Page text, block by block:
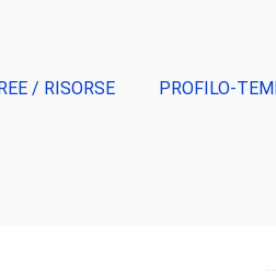
/ RISORSE PROFILO-